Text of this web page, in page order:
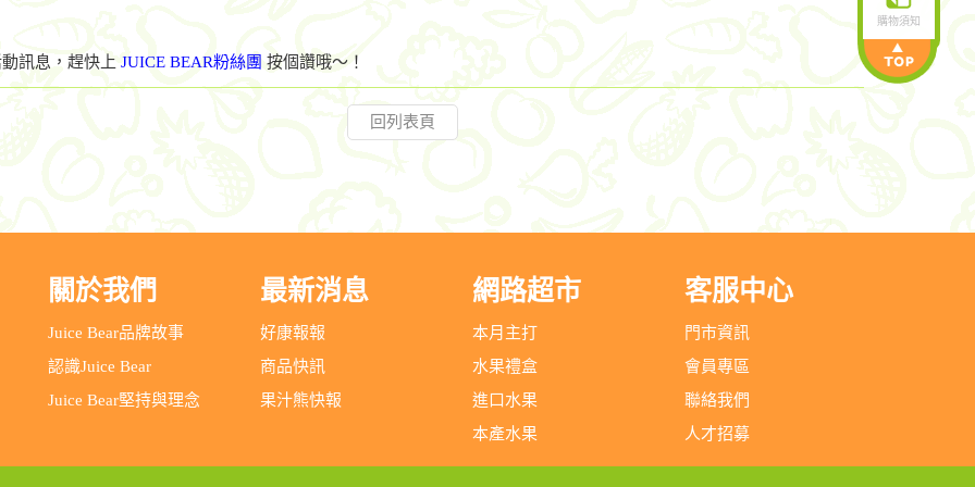
訊息，趕快上 JUICE BEAR粉絲團 按個讚哦～！
回列表頁
購物須知
關於我們
Juice Bear品牌故事
認識Juice Bear
Juice Bear堅持與理念
最新消息
好康報報
商品快訊
果汁熊快報
網路超市
本月主打
水果禮盒
進口水果
本產水果
客服中心
門市資訊
會員專區
聯絡我們
人才招募